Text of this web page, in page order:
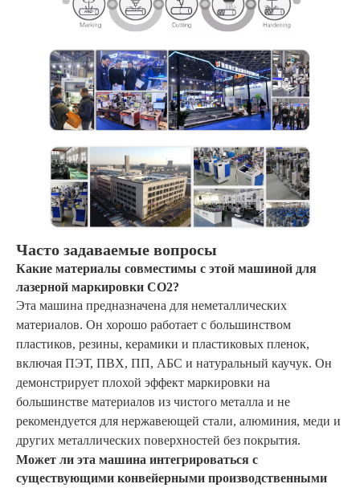
Часто задаваемые вопросы
Какие материалы совместимы с этой машиной для
лазерной маркировки CO2?
Эта машина предназначена для неметаллических
материалов. Он хорошо работает с большинством
пластиков, резины, керамики и пластиковых пленок,
включая ПЭТ, ПВХ, ПП, АБС и натуральный каучук. Он
демонстрирует плохой эффект маркировки на
большинстве материалов из чистого металла и не
рекомендуется для нержавеющей стали, алюминия, меди и
других металлических поверхностей без покрытия.
Может ли эта машина интегрироваться с
существующими конвейерными производственными